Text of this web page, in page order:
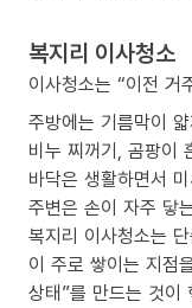
복지리 이사청소
이사청소는 “이전 거
주방에는 기름막이
비누 찌꺼기, 곰팡이
바닥은 생활하면서
주변은 손이 자주 닿
복지리 이사청소는
이 주로 쌓이는 지점
상태”를 만드는 것이